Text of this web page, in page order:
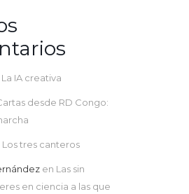
La IA creativa
desde RD Congo:
Los tres canteros
en Las sin
en ciencia a las que